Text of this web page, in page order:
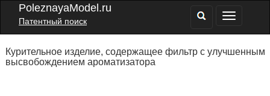
PoleznayaModel.ru
Патентный поиск
Курительное изделие, содержащее фильтр с улучшенным
высвобождением ароматизатора